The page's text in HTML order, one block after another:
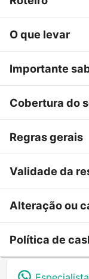
O que levar
Importante
Cobertura do
Regras gerais
Validade da
Alteração ou
Política de